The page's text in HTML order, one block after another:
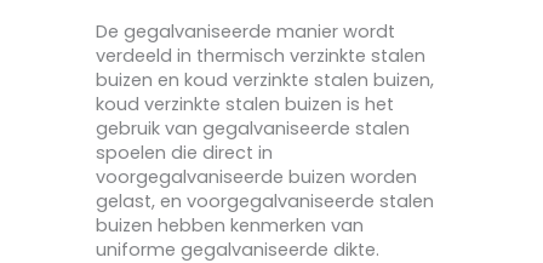
De gegalvaniseerde manier wordt
verdeeld in thermisch verzinkte stalen
buizen en koud verzinkte stalen buizen,
koud verzinkte stalen buizen is het
gebruik van gegalvaniseerde stalen
spoelen die direct in
voorgegalvaniseerde buizen worden
gelast, en voorgegalvaniseerde stalen
buizen hebben kenmerken van
uniforme gegalvaniseerde dikte.